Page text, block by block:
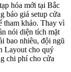
hóa mới tại Bắc
báo giá setup cửa
tham khảo. Thay vì
nói diện tích mặt
bao nhiêu, đội ngũ
Layout cho quý
chi phí cho cửa